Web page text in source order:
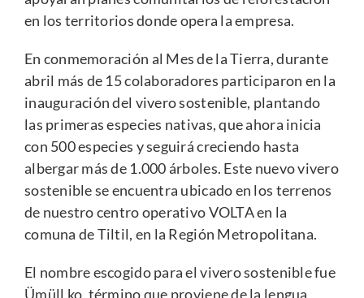
en los territorios donde opera la empresa.
En conmemoración al Mes de la Tierra, durante
abril más de 15 colaboradores participaron en la
inauguración del vivero sostenible, plantando
las primeras especies nativas, que ahora inicia
con 500 especies y seguirá creciendo hasta
albergar más de 1.000 árboles. Este nuevo vivero
sostenible se encuentra ubicado en los terrenos
de nuestro centro operativo VOLTA en la
comuna de Tiltil, en la Región Metropolitana.
El nombre escogido para el vivero sostenible fue
Ümüll ko, término que proviene de la lengua